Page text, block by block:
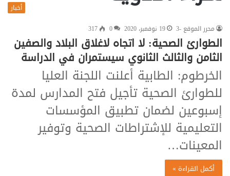
أخبار
محرر الموقع -3
19 نوفمبر، 2020 0
317
الطوارئ الصحية: لا اتجاه لاغلاق البلاد والصفين
الثامن والثالث الثانوي سيستمران في الدراسة
الخرطوم: الطابية أعلنت اللجنة العليا
للطوارئ الصحية تأجيل فتح المدارس لمدة
إسبوعين لضمان تطبيق المؤسسات
التعليمية للإشتراطات الصحية وتوفير
المعينات…
أكمل القراءة »